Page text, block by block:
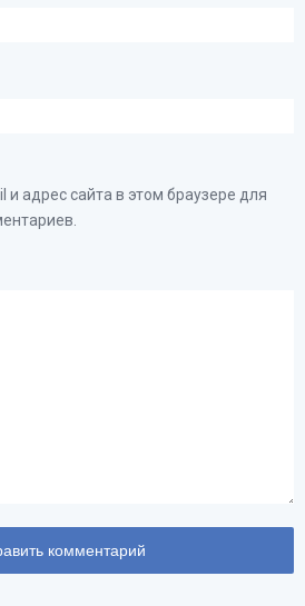
адрес сайта в этом браузере для